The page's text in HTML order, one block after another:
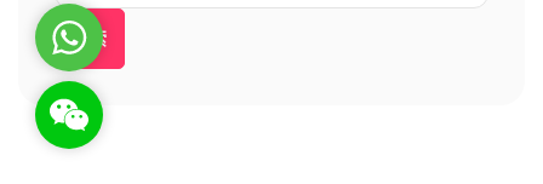
搜索
WhatsApp
WeChat: rsgt819